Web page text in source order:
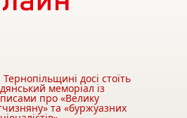
досі стоїть
меморіал із
про «Велику
та «буржуазних